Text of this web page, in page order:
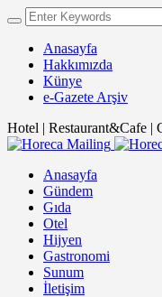
Anasayfa
Hakkımızda
Künye
e-Gazete Arşiv
Hotel | Restaurant&Cafe |
Anasayfa
Gündem
Gıda
Otel
Hijyen
Gastronomi
Sunum
İletişim